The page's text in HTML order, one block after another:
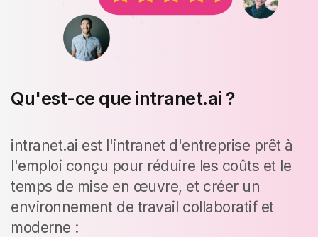
Qu'est-ce que intranet.ai ?
intranet.ai est l'intranet d'entreprise prêt à
l'emploi conçu pour réduire les coûts et le
temps de mise en œuvre, et créer un
environnement de travail collaboratif et
moderne :